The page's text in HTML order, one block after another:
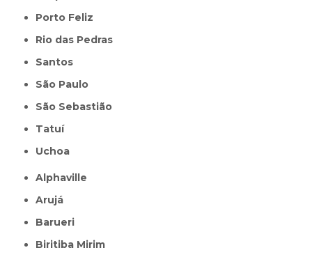
Porto Feliz
Rio das Pedras
Santos
São Paulo
São Sebastião
Tatuí
Uchoa
Alphaville
Arujá
Barueri
Biritiba Mirim